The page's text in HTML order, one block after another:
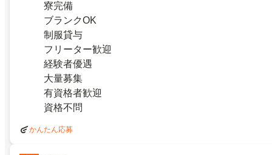
寮完備
ブランクOK
制服貸与
フリーター歓迎
経験者優遇
大量募集
有資格者歓迎
資格不問
かんたん応募